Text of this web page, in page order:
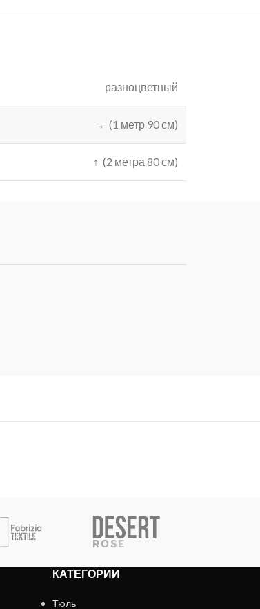
разноцветный
→ (1 метр 90 см)
↑ (2 метра 80 см)
КАТЕГОРИИ
Тюль